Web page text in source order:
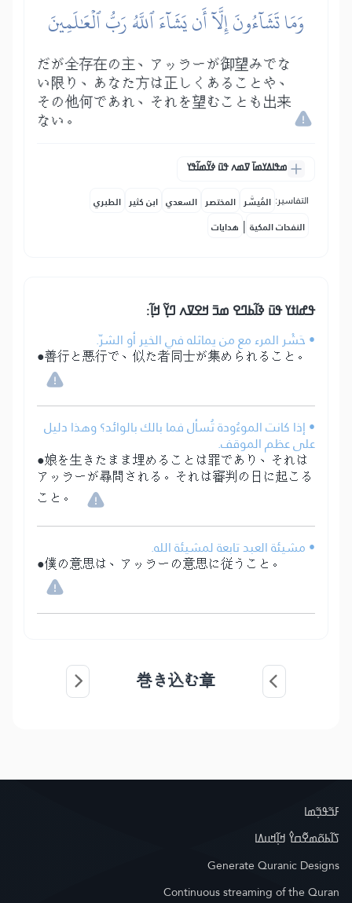
وَمَا تَشَآءُونَ إِلَّآ أَن يَشَآءَ ٱللَّهُ رَبُّ ٱلۡعَٰلَمِينَ
だが全存在の主、アッラーが御望みでな
い限り、あなた方は正しくあることや、
その他何であれ、それを望むことも出来
ない。
ߘߟߊߡߌߘߊ߫ ߜߘߍ ߟߎ߫ ߦߌ߬ߘߊ߬ߟߌ
التفاسير: المُيسَّر المختصر السعدي ابن كثير الطبري
النفحات المكية | هدايات
ߟߝߊߙߌ ߟߎ߫ ߢߊ߬ߕߣߐ ߘߏ߫ ߞߐߜߍ ߣߌ߲߬ ߞߊ߲߬:
• حَشْر المرء مع من يماثله في الخير أو الشرّ.
●善行と悪行で、似た者同士が集められること。
• إذا كانت الموءُودة تُسأل فما بالك بالوائد؟ وهذا دليل
على عظم الموقف.
●娘を生きたまま埋めることは罪であり、それは
アッラーが尋問される。それは審判の日に起こる
こと。
• مشيئة العبد تابعة لمشيئة الله.
●僕の意思は、アッラーの意思に従うこと。
巻き込む章
ߓߏ߬ߟߏ߲߬ߘߊ
ߖߊ߬ߕߋ߬ߘߐ߬ߛߌ߮ ߞߊ߲߬ߞߎߡߊ
Generate Quranic Designs
Continuous streaming of the Quran